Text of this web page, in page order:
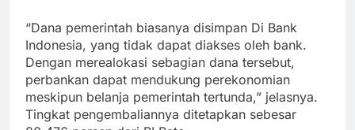
“Dana pemerintah biasanya disimpan Di Bank
Indonesia, yang tidak dapat diakses oleh bank.
Dengan merealokasi sebagian dana tersebut,
perbankan dapat mendukung perekonomian
meskipun belanja pemerintah tertunda,” jelasnya.
Tingkat pengembaliannya ditetapkan sebesar